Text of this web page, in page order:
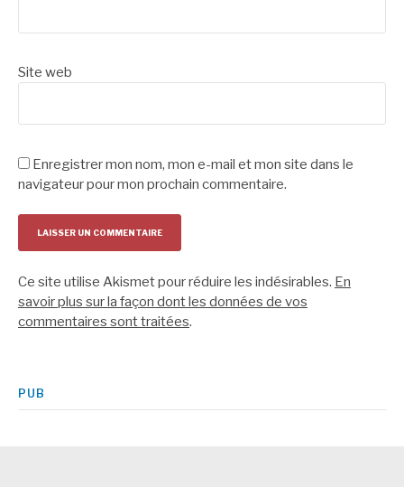
Site web
Enregistrer mon nom, mon e-mail et mon site dans le
navigateur pour mon prochain commentaire.
Ce site utilise Akismet pour réduire les indésirables. En
savoir plus sur la façon dont les données de vos
commentaires sont traitées.
PUB